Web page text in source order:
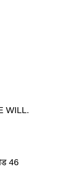
WILL.
46